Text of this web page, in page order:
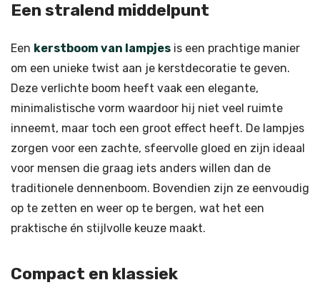
Een stralend middelpunt
Een kerstboom van lampjes is een prachtige manier
om een unieke twist aan je kerstdecoratie te geven.
Deze verlichte boom heeft vaak een elegante,
minimalistische vorm waardoor hij niet veel ruimte
inneemt, maar toch een groot effect heeft. De lampjes
zorgen voor een zachte, sfeervolle gloed en zijn ideaal
voor mensen die graag iets anders willen dan de
traditionele dennenboom. Bovendien zijn ze eenvoudig
op te zetten en weer op te bergen, wat het een
praktische én stijlvolle keuze maakt.
Compact en klassiek